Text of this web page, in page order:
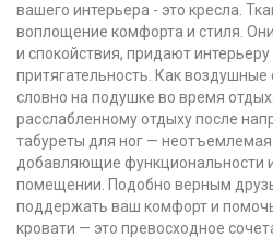
вашего интерьера - это кресла.
воплощение комфорта и стиля.
и спокойствия, придают
притягательность. Как воздушные
словно на подушке во время
расслабленному отдыху после
табуреты для ног —
добавляющие функциональности
помещении. Подобно верным
поддержать ваш комфорт и
кровати — это превосходное